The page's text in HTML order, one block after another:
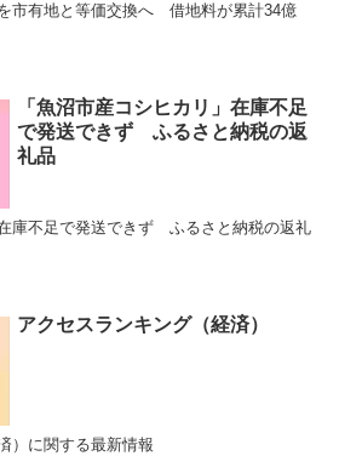
市有地と等価交換へ 借地料が累計34億
「魚沼市産コシヒカリ」在庫不足
で発送できず ふるさと納税の返
礼品
庫不足で発送できず ふるさと納税の返礼
アクセスランキング（経済）
）に関する最新情報